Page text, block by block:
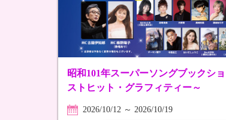
昭和101年スーパーソングブックシ
ストヒット・グラフィティー～
2026/10/12 ～ 2026/10/19